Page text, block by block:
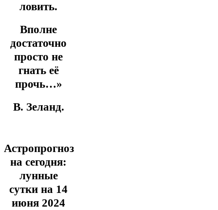
ловить.
Вполне
достаточно
просто не
гнать её
прочь…»
В. Зеланд.
Астропрогноз
на сегодня:
лунные
сутки на 14
июня 2024